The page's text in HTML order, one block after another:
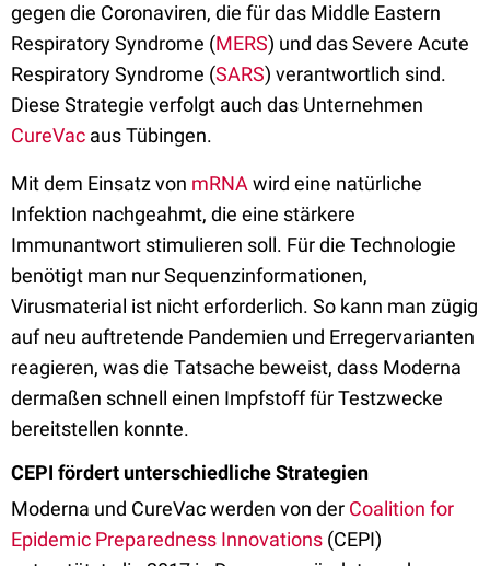
gegen die Coronaviren, die für das Middle Eastern
Respiratory Syndrome (MERS) und das Severe Acute
Respiratory Syndrome (SARS) verantwortlich sind.
Diese Strategie verfolgt auch das Unternehmen
CureVac aus Tübingen.
Mit dem Einsatz von mRNA wird eine natürliche
Infektion nachgeahmt, die eine stärkere
Immunantwort stimulieren soll. Für die Technologie
benötigt man nur Sequenzinformationen,
Virusmaterial ist nicht erforderlich. So kann man zügig
auf neu auftretende Pandemien und Erregervarianten
reagieren, was die Tatsache beweist, dass Moderna
dermaßen schnell einen Impfstoff für Testzwecke
bereitstellen konnte.
CEPI fördert unterschiedliche Strategien
Moderna und CureVac werden von der Coalition for
Epidemic Preparedness Innovations (CEPI)